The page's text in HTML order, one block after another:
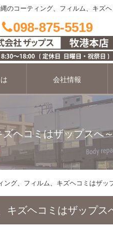
のコーティング、フィルム、キズヘ
098-875-5519
会社情報
ヘコミはザップスへ
グ、フィルム、キズヘコミはザッ
ズヘコミはザップス